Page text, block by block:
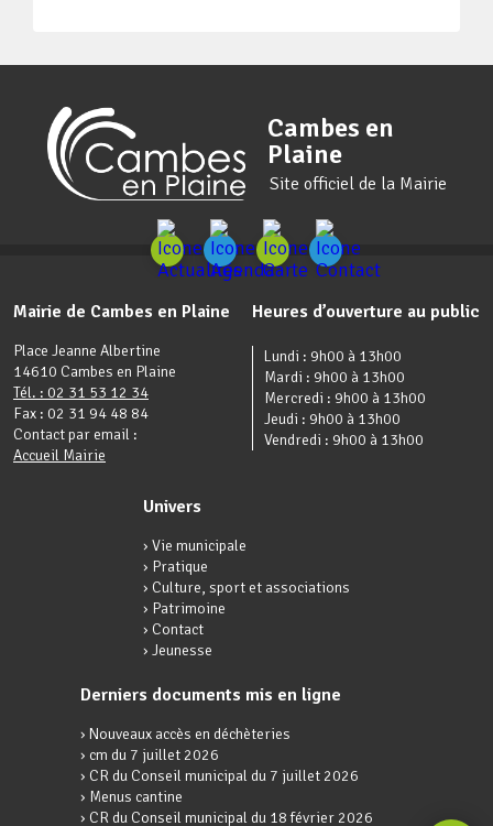
Cambes en
Plaine
Site officiel de la Mairie
Mairie de Cambes en Plaine
Place Jeanne Albertine
14610 Cambes en Plaine
Tél. : 02 31 53 12 34
Fax : 02 31 94 48 84
Contact par email :
Accueil Mairie
Heures d’ouverture au public
Lundi : 9h00 à 13h00
Mardi : 9h00 à 13h00
Mercredi : 9h00 à 13h00
Jeudi : 9h00 à 13h00
Vendredi : 9h00 à 13h00
Univers
› Vie municipale
› Pratique
› Culture, sport et associations
› Patrimoine
› Contact
› Jeunesse
Derniers documents mis en ligne
› Nouveaux accès en déchèteries
› cm du 7 juillet 2026
› CR du Conseil municipal du 7 juillet 2026
› Menus cantine
› CR du Conseil municipal du 18 février 2026